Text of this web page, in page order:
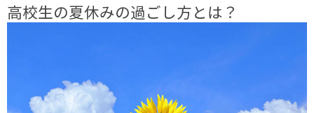
高校生の夏休みの過ごし方とは？